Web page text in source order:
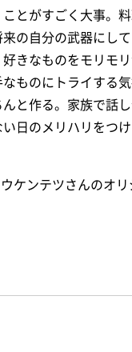
とがすごく大事。
の自分の武器にし
きなものをモリモ
ものにトライする
と作る。家族で話し
い日のメリハリをつ
ケンテツさんのオ